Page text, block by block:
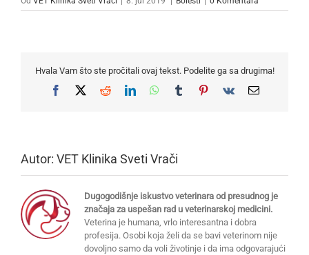
Hvala Vam što ste pročitali ovaj tekst. Podelite ga sa drugima!
Facebook
X RedditLinkedInWhatsApp
TumblrPinterest
Vk Email
Autor: VET Klinika Sveti Vrači
Dugogodišnje iskustvo veterinara od presudnog je
značaja za uspešan rad u veterinarskoj medicini.
Veterina je humana, vrlo interesantna i dobra
profesija. Osobi koja želi da se bavi veterinom nije
dovoljno samo da voli životinje i da ima odgovarajući